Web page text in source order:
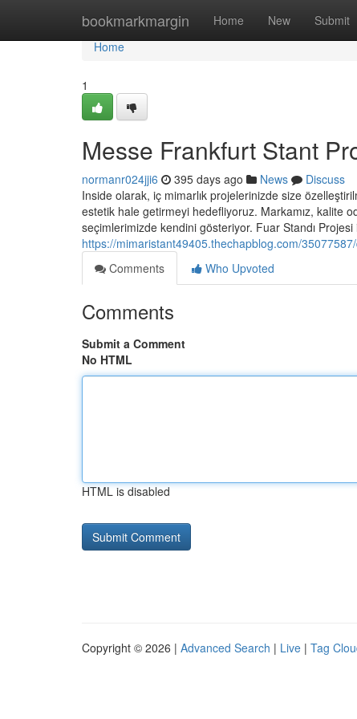
bookmarkmargin Home New Submit
Home
Home
1
Messe Frankfurt Stant
normanr024jji6 395 days ago News
Discuss
Inside olarak, iç mimarlık projelerinizde size
estetik hale getirmeyi hedefliyoruz. Markamız, kalite
seçimlerimizde kendini gösteriyor. Fuar Standı
https://mimaristant49405.thechapblog.com/
Comments
Who Upvoted
Comments
Submit a Comment
No HTML
HTML is disabled
Copyright © 2026 | Advanced Search | Live | Tag